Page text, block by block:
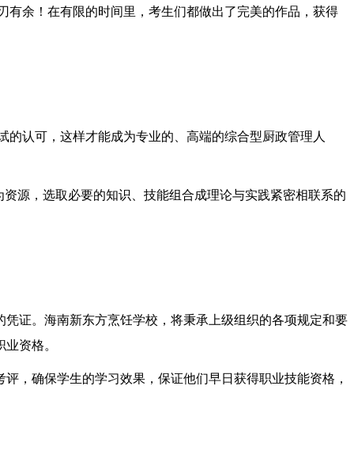
余！在有限的时间里，考生们都做出了完美的作品，获得
认可，这样才能成为专业的、高端的综合型厨政管理人
源，选取必要的知识、技能组合成理论与实践紧密相联系的
证。海南新东方烹饪学校，将秉承上级组织的各项规定和要
资格。
，确保学生的学习效果，保证他们早日获得职业技能资格，